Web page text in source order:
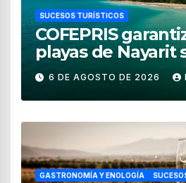
SUCESOS TURÍSTICOS
COFEPRIS
playas de Nayarit
para uso
6 DE AGOSTO DE 2026
GASTRONOMÍA Y ENOLOGÍA